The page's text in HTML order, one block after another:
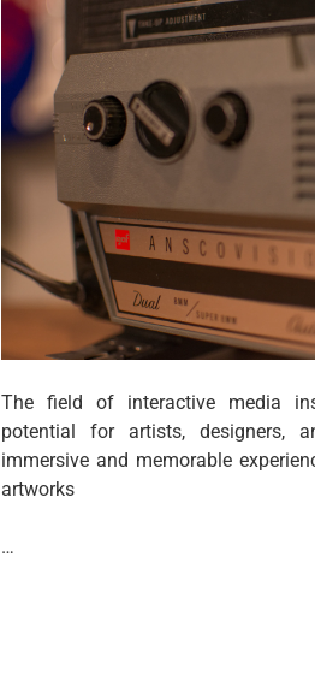
The field of interactive media
potential for artists, designers,
immersive and memorable
artworks
…